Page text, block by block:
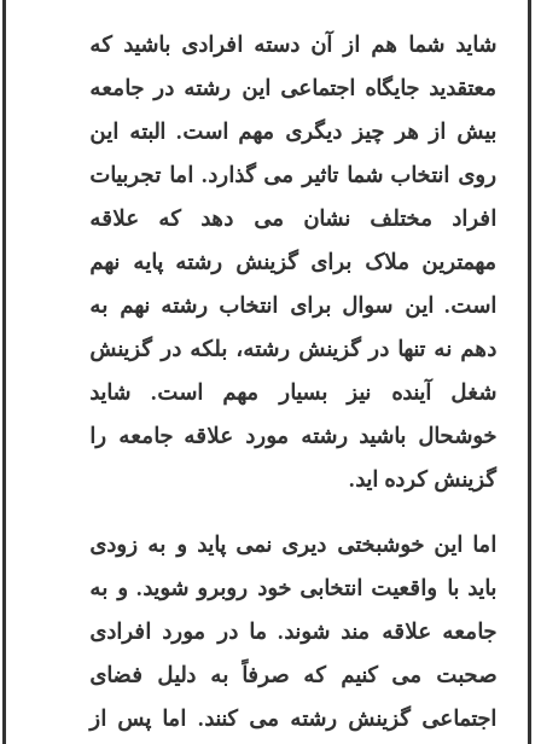
شاید شما هم از آن دسته افرادی باشید که
معتقدید جایگاه اجتماعی این رشته در جامعه
بیش از هر چیز دیگری مهم است. البته این
روی انتخاب شما تاثیر می گذارد. اما تجربیات
افراد مختلف نشان می دهد که علاقه
مهمترین ملاک برای گزینش رشته پایه نهم
است. این سوال برای انتخاب رشته نهم به
دهم نه تنها در گزینش رشته، بلکه در گزینش
شغل آینده نیز بسیار مهم است. شاید
خوشحال باشید رشته مورد علاقه جامعه را
گزینش کرده اید.
اما این خوشبختی دیری نمی پاید و به زودی
باید با واقعیت انتخابی خود روبرو شوید. و به
جامعه علاقه مند شوند. ما در مورد افرادی
صحبت می کنیم که صرفاً به دلیل فضای
اجتماعی گزینش رشته می کنند. اما پس از